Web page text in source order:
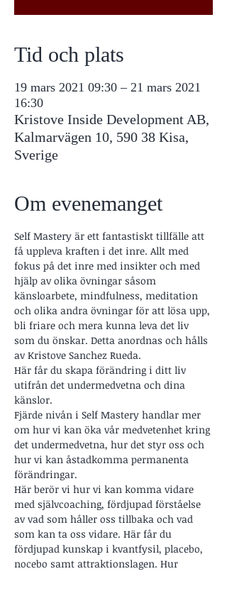
Tid och plats
19 mars 2021 09:30 – 21 mars 2021
16:30
Kristove Inside Development AB,
Kalmarvägen 10, 590 38 Kisa,
Sverige
Om evenemanget
Self Mastery är ett fantastiskt tillfälle att
få uppleva kraften i det inre. Allt med
fokus på det inre med insikter och med
hjälp av olika övningar såsom
känsloarbete, mindfulness, meditation
och olika andra övningar för att lösa upp,
bli friare och mera kunna leva det liv
som du önskar. Detta anordnas och hålls
av Kristove Sanchez Rueda.
Här får du skapa förändring i ditt liv
utifrån det undermedvetna och dina
känslor.
Fjärde nivån i Self Mastery handlar mer
om hur vi kan öka vår medvetenhet kring
det undermedvetna, hur det styr oss och
hur vi kan åstadkomma permanenta
förändringar.
Här berör vi hur vi kan komma vidare
med självcoaching, fördjupad förståelse
av vad som håller oss tillbaka och vad
som kan ta oss vidare. Här får du
fördjupad kunskap i kvantfysil, placebo,
nocebo samt attraktionslagen. Hur